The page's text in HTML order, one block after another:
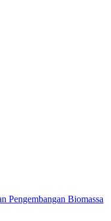
Pengembangan Biomassa